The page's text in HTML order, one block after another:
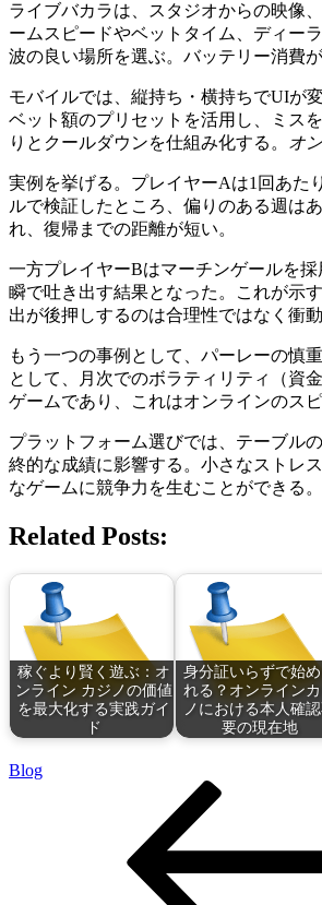
ライブバカラは、スタジオからの映像
ームスピードやベットタイム、ディー
波の良い場所を選ぶ。バッテリー消費
モバイルでは、縦持ち・横持ちでUIが
ベット額のプリセットを活用し、ミス
りとクールダウンを仕組み化する。 オ
実例を挙げる。プレイヤーAは1回あた
ルで検証したところ、偏りのある週は
れ、復帰までの距離が短い。
一方プレイヤーBはマーチンゲールを
瞬で吐き出す結果となった。これが示
出が後押しするのは合理性ではなく衝
もう一つの事例として、パーレーの慎
として、月次でのボラティリティ（資
ゲームであり、これはオンラインのス
プラットフォーム選びでは、テーブル
終的な成績に影響する。小さなストレ
なゲームに競争力を生むことができる。
Related Posts:
稼ぐより賢く遊ぶ：オ
ンライン カジノの価値
を最大化する実践ガイ
ド
身分証いらずで始め
れる？オンライン
ノにおける本人確
要の現在地
Blog